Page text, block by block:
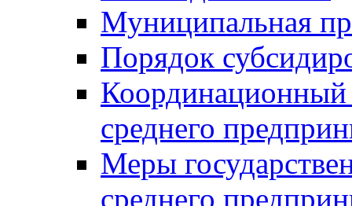
Муниципальная
Порядок
Координационный
среднего
Меры
среднего